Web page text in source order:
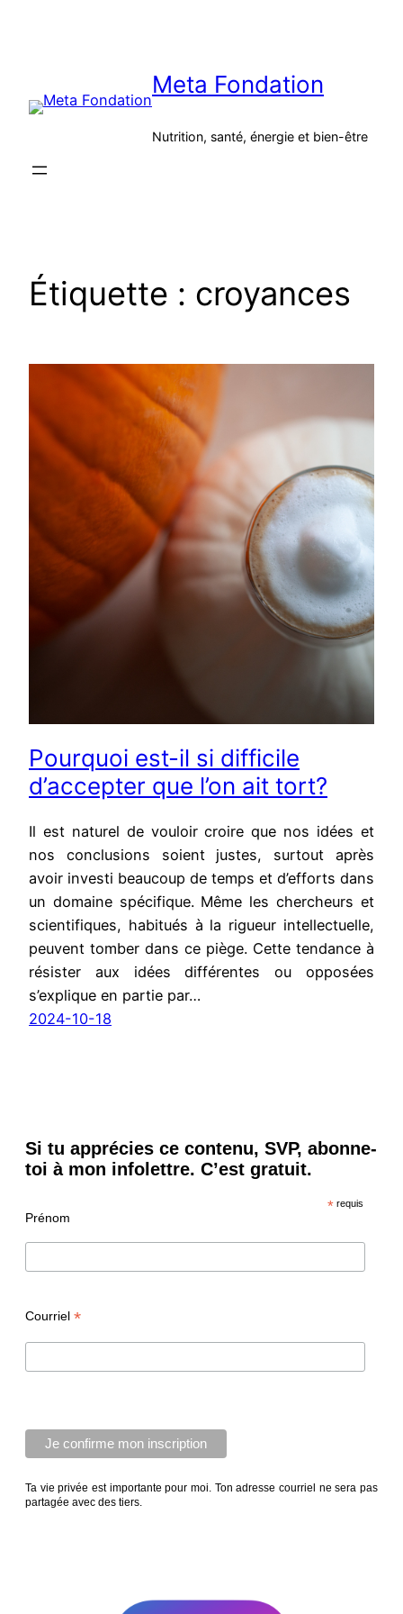
Meta Fondation
Nutrition, santé, énergie et bien-être
Étiquette : croyances
Pourquoi est-il si difficile
d’accepter que l’on ait tort?
Il est naturel de vouloir croire que nos idées et
nos conclusions soient justes, surtout après
avoir investi beaucoup de temps et d’efforts dans
un domaine spécifique. Même les chercheurs et
scientifiques, habitués à la rigueur intellectuelle,
peuvent tomber dans ce piège. Cette tendance à
résister aux idées différentes ou opposées
s’explique en partie par…
2024-10-18
Si tu apprécies ce contenu, SVP, abonne-
toi à mon infolettre. C’est gratuit.
* requis
Prénom
Courriel *
Ta vie privée est importante pour moi. Ton adresse courriel ne sera pas
partagée avec des tiers.